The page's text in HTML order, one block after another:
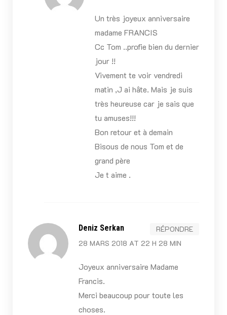
Un très joyeux anniversaire
madame FRANCIS
Cc Tom ..profie bien du dernier
jour !!
Vivement te voir vendredi
matin ,J ai hâte. Mais je suis
très heureuse car je sais que
tu amuses!!!
Bon retour et à demain
Bisous de nous Tom et de
grand père
Je t aime .
Deniz Serkan
28 MARS 2018 AT 22 H 28 MIN
RÉPONDRE
Joyeux anniversaire Madame
Francis.
Merci beaucoup pour toute les
choses.